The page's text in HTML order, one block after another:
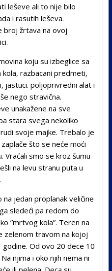
leševe ali to nije bilo
i rasutih leševa.
broj žrtava na ovoj
koju su izbeglice sa
razbacani predmeti,
jastuci. polјoprivredni alat i
nego stravična.
unakažene na sve
stara svega nekoliko
svoje majke. Trebalo je
što se neće moći
Vraćali smo se kroz šumu
na levu stranu puta u
na jedan proplanak veličine
sledeći pa redom do
”mrtvog kola”. Teren na
zelenom travom na kojoj
Od ovo 20 dece 10
njima i oko njih nema ni